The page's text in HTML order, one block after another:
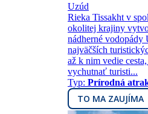
Uzúd
Rieka Tissakht v
okolitej krajiny
nádherné vodopády
najväčších
až k nim vedie
vychutnať turisti...
Typ: Prírodná
TO MA ZAUJÍMA